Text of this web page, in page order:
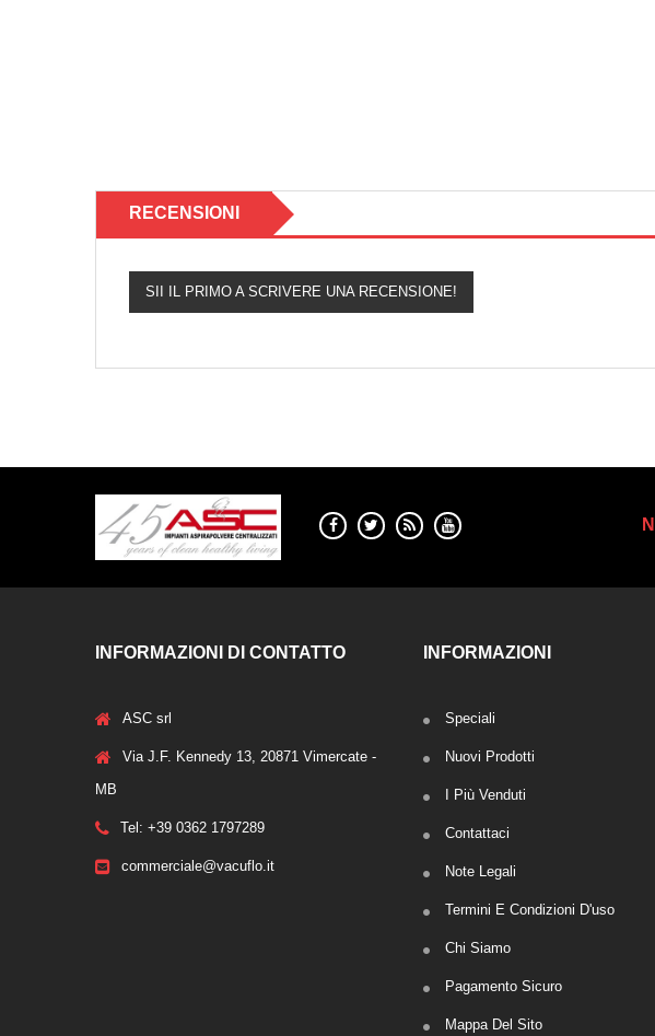
RECENSIONI
SII IL PRIMO A SCRIVERE UNA RECENSIONE!
INFORMAZIONI DI CONTATTO
ASC srl
Via J.F. Kennedy 13, 20871 Vimercate -
MB
Tel: +39 0362 1797289
commerciale@vacuflo.it
INFORMAZIONI
Speciali
Nuovi Prodotti
I Più Venduti
Contattaci
Note Legali
Termini E Condizioni D'uso
Chi Siamo
Pagamento Sicuro
Mappa Del Sito